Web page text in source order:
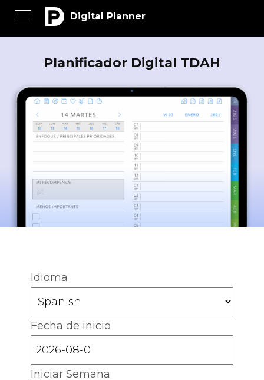
Digital Planner
Planificador Digital TDAH
Idioma
Fecha de inicio
Iniciar Semana